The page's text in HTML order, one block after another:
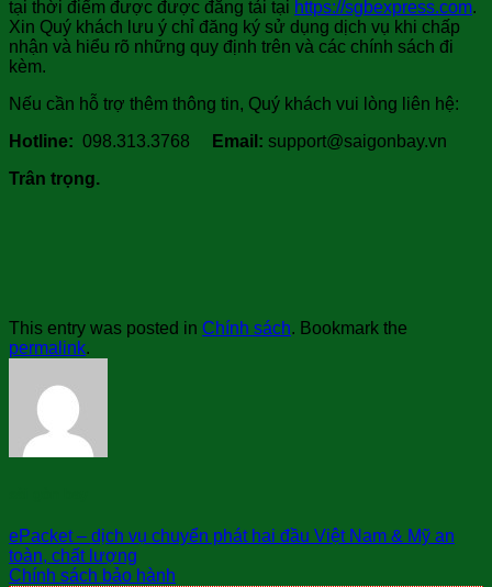
tại thời điểm được được đăng tải tại https://sgbexpress.com.
Xin Quý khách lưu ý chỉ đăng ký sử dụng dịch vụ khi chấp
nhận và hiểu rõ những quy định trên và các chính sách đi
kèm.
Nếu cần hỗ trợ thêm thông tin, Quý khách vui lòng liên hệ:
Hotline: 098.313.3768 Email: support@saigonbay.vn
Trân trọng.
This entry was posted in Chính sách. Bookmark the
permalink.
ePacket – dịch vụ chuyển phát hai đầu Việt Nam & Mỹ an
toàn, chất lượng
Chính sách bảo hành